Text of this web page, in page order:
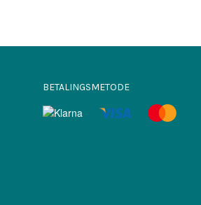
BETALINGSMETODE